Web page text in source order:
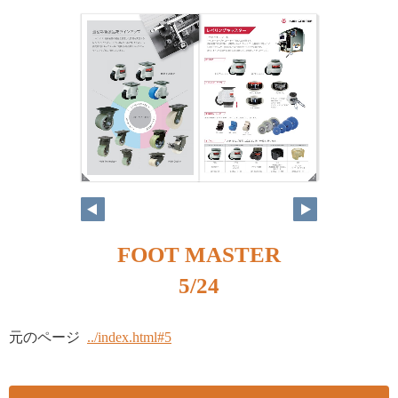
4 5
FOOT MASTER
5/24
元のページ ../index.html#5